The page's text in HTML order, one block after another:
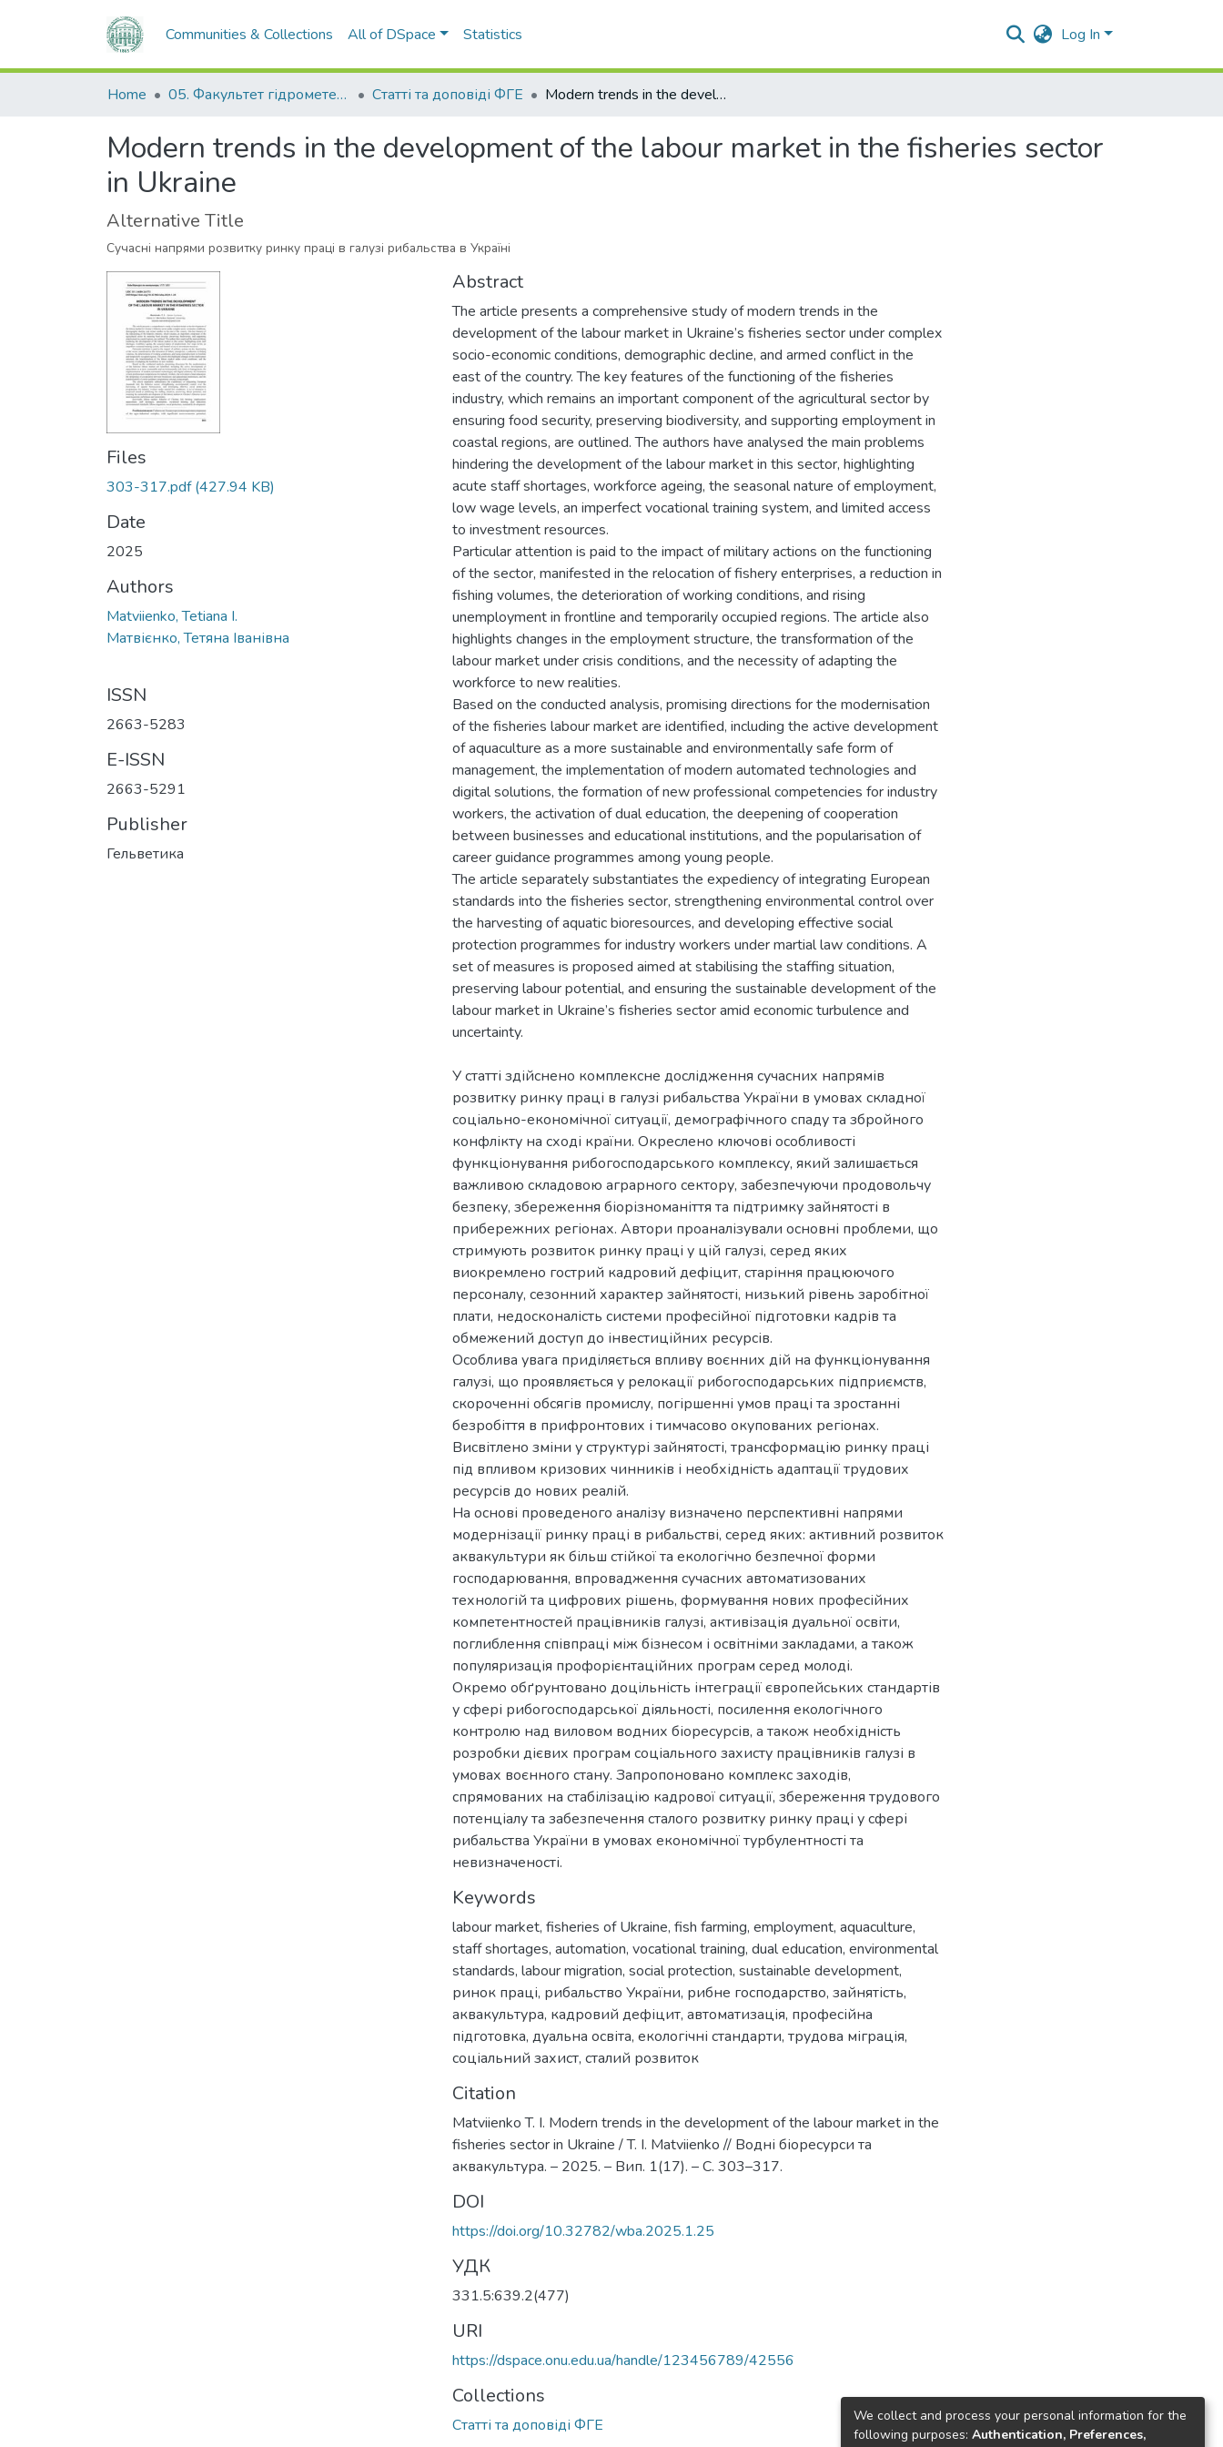
Communities & Collections All of DSpace Statistics Log In
Home 05. Факультет гідрометеорології і екології Статті та доповіді ФГЕ Modern trends in the development of the labour market in the fisheries sector in Ukraine
Modern trends in the development of the labour market in the fisheries sector
in Ukraine
Alternative Title
Сучасні напрями розвитку ринку праці в галузі рибальства в Україні
Files
303-317.pdf(427.94 KB)
Date
2025
Authors
Matviienko, Tetiana I.
Матвієнко, Тетяна Іванівна
ISSN
2663-5283
E-ISSN
2663-5291
Publisher
Гельветика
Abstract
The article presents a comprehensive study of modern trends in the
development of the labour market in Ukraine’s fisheries sector under complex
socio-economic conditions, demographic decline, and armed conflict in the
east of the country. The key features of the functioning of the fisheries
industry, which remains an important component of the agricultural sector by
ensuring food security, preserving biodiversity, and supporting employment in
coastal regions, are outlined. The authors have analysed the main problems
hindering the development of the labour market in this sector, highlighting
acute staff shortages, workforce ageing, the seasonal nature of employment,
low wage levels, an imperfect vocational training system, and limited access
to investment resources.
Particular attention is paid to the impact of military actions on the functioning
of the sector, manifested in the relocation of fishery enterprises, a reduction in
fishing volumes, the deterioration of working conditions, and rising
unemployment in frontline and temporarily occupied regions. The article also
highlights changes in the employment structure, the transformation of the
labour market under crisis conditions, and the necessity of adapting the
workforce to new realities.
Based on the conducted analysis, promising directions for the modernisation
of the fisheries labour market are identified, including the active development
of aquaculture as a more sustainable and environmentally safe form of
management, the implementation of modern automated technologies and
digital solutions, the formation of new professional competencies for industry
workers, the activation of dual education, the deepening of cooperation
between businesses and educational institutions, and the popularisation of
career guidance programmes among young people.
The article separately substantiates the expediency of integrating European
standards into the fisheries sector, strengthening environmental control over
the harvesting of aquatic bioresources, and developing effective social
protection programmes for industry workers under martial law conditions. A
set of measures is proposed aimed at stabilising the staffing situation,
preserving labour potential, and ensuring the sustainable development of the
labour market in Ukraine’s fisheries sector amid economic turbulence and
У статті здійснено комплексне дослідження сучасних напрямів
розвитку ринку праці в галузі рибальства України в умовах складної
соціально-економічної ситуації, демографічного спаду та збройного
конфлікту на сході країни. Окреслено ключові особливості
функціонування рибогосподарського комплексу, який залишається
важливою складовою аграрного сектору, забезпечуючи продовольчу
безпеку, збереження біорізноманіття та підтримку зайнятості в
прибережних регіонах. Автори проаналізували основні проблеми, що
стримують розвиток ринку праці у цій галузі, серед яких
виокремлено гострий кадровий дефіцит, старіння працюючого
персоналу, сезонний характер зайнятості, низький рівень заробітної
плати, недосконалість системи професійної підготовки кадрів та
обмежений доступ до інвестиційних ресурсів.
Особлива увага приділяється впливу воєнних дій на функціонування
галузі, що проявляється у релокації рибогосподарських підприємств,
скороченні обсягів промислу, погіршенні умов праці та зростанні
безробіття в прифронтових і тимчасово окупованих регіонах.
Висвітлено зміни у структурі зайнятості, трансформацію ринку праці
під впливом кризових чинників і необхідність адаптації трудових
ресурсів до нових реалій.
На основі проведеного аналізу визначено перспективні напрями
модернізації ринку праці в рибальстві, серед яких: активний розвиток
аквакультури як більш стійкої та екологічно безпечної форми
господарювання, впровадження сучасних автоматизованих
технологій та цифрових рішень, формування нових професійних
компетентностей працівників галузі, активізація дуальної освіти,
поглиблення співпраці між бізнесом і освітніми закладами, а також
популяризація профорієнтаційних програм серед молоді.
Окремо обґрунтовано доцільність інтеграції європейських стандартів
у сфері рибогосподарської діяльності, посилення екологічного
контролю над виловом водних біоресурсів, а також необхідність
розробки дієвих програм соціального захисту працівників галузі в
умовах воєнного стану. Запропоновано комплекс заходів,
спрямованих на стабілізацію кадрової ситуації, збереження трудового
потенціалу та забезпечення сталого розвитку ринку праці у сфері
рибальства України в умовах економічної турбулентності та
невизначеності.
Keywords
labour market, fisheries of Ukraine, fish farming, employment, aquaculture,
staff shortages, automation, vocational training, dual education, environmental
standards, labour migration, social protection, sustainable development,
ринок праці, рибальство України, рибне господарство, зайнятість,
аквакультура, кадровий дефіцит, автоматизація, професійна
підготовка, дуальна освіта, екологічні стандарти, трудова міграція,
соціальний захист, сталий розвиток
Citation
Matviienko T. I. Modern trends in the development of the labour market in the
fisheries sector in Ukraine / T. I. Matviienko // Водні біоресурси та
аквакультура. – 2025. – Вип. 1(17). – С. 303–317.
DOI
https://doi.org/10.32782/wba.2025.1.25
УДК
331.5:639.2(477)
URI
https://dspace.onu.edu.ua/handle/123456789/42556
Collections
Статті та доповіді ФГЕ
We collect and process your personal information for the
following purposes: Authentication, Preferences,